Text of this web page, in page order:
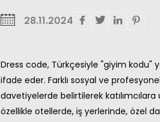
28.11.2024
Dress code, Türkçesiyle "giyim kodu"
ifade eder. Farklı sosyal ve
davetiyelerde belirtilerek
özellikle otellerde, iş yerlerinde, özel